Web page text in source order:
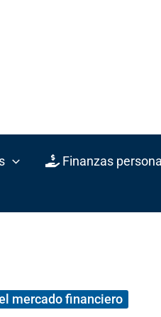
Finanzas
mercado financiero